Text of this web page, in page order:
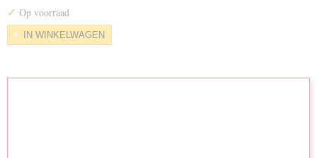
✓ Op voorraad
IN WINKELWAGEN